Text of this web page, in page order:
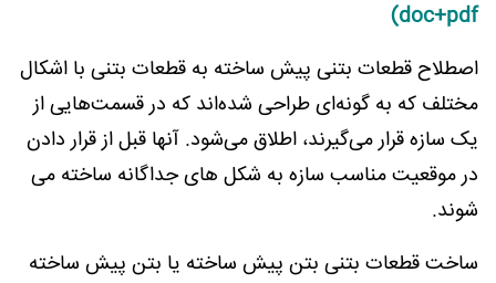
doc+pdf)
اصطلاح قطعات بتنی پیش ساخته به قطعات بتنی با اشکال
مختلف که به گونه‌ای طراحی شده‌اند که در قسمت‌هایی از
یک سازه قرار می‌گیرند، اطلاق می‌شود. آنها قبل از قرار دادن
در موقعیت مناسب سازه به شکل های جداگانه ساخته می
شوند.
ساخت قطعات بتنی بتن پیش ساخته یا بتن پیش ساخته